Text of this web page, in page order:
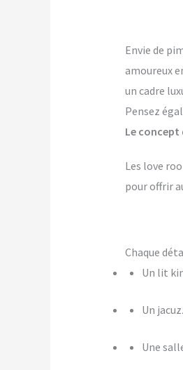
Envie de
amoureux
un cadre
Pensez
Le
Les love
pour offrir
Chaque
Un lit
Un
Une